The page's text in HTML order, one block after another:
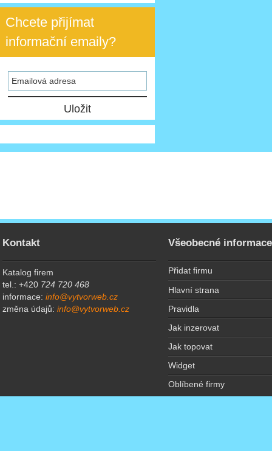
Chcete přijímat
informační emaily?
Kontakt
Katalog firem
tel.: +420 724 720 468
informace:info@vytvorweb.cz
změna údajů:info@vytvorweb.cz
Všeobecné informace
Přidat firmu
Hlavní strana
Pravidla
Jak inzerovat
Jak topovat
Widget
Oblíbené firmy